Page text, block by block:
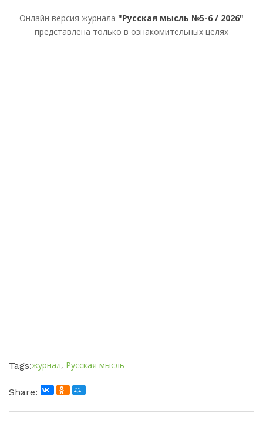
Онлайн версия журнала "Русская мысль №5-6 / 2026"
представлена только в ознакомительных целях
Tags:журнал, Русская мысль
Share: